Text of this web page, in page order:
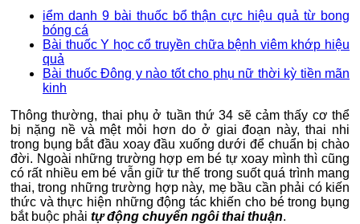
iểm danh 9 bài thuốc bổ thận cực hiệu quả từ bong
bóng cá
Bài thuốc Y học cổ truyền chữa bệnh viêm khớp hiệu
quả
Bài thuốc Đông y nào tốt cho phụ nữ thời kỳ tiền mãn
kinh
Thông thường, thai phụ ở tuần thứ 34 sẽ cảm thấy cơ thể
bị nặng nề và mệt mỏi hơn do ở giai đoạn này, thai nhi
trong bụng bắt đầu xoay đầu xuống dưới để chuẩn bị chào
đời. Ngoài những trường hợp em bé tự xoay mình thì cũng
có rất nhiều em bé vẫn giữ tư thế trong suốt quá trình mang
thai, trong những trường hợp này, mẹ bầu cần phải có kiến
thức và thực hiện những động tác khiến cho bé trong bụng
bắt buộc phải tự động chuyển ngôi thai thuận.